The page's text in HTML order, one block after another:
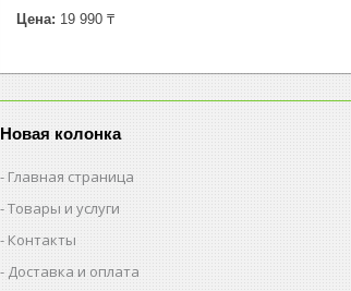
Цена: 19 990 ₸
Новая колонка
Главная страница
Товары и услуги
Контакты
Доставка и оплата